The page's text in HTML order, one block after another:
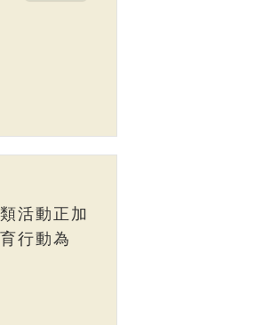
活動正加
行動為